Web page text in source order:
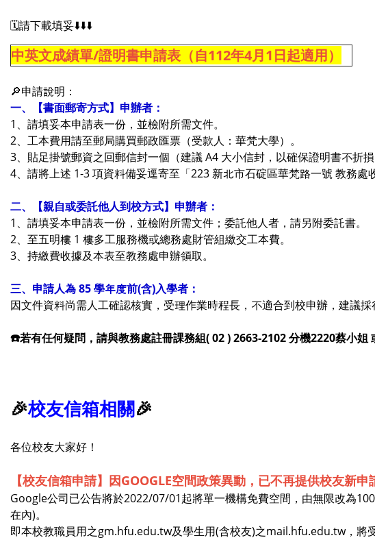
🗓️請下載填妥⬇️⬇️⬇️
中英文成績單/證明書申請表（自112年4月1日起適用）
🔎申請說明：
一、【書面郵寄方式】申辦者：
1、請填妥本申請表一份，並檢附所需文件。
2、工本費用請至郵局購買郵政匯票（受款人：華梵大學）。
3、貼足掛號郵資之回郵信封一個（建議 A4 大小信封，以確保證明書不折
4、請將上述 1-3 項資料備妥逕寄至「223 新北市石碇區華梵路一號 教務處收
二、【親自或委託他人到校方式】申辦者：
1、請填妥本申請表一份，並檢附所需文件；委託他人者，請另附委託書。
2、至五明樓 1 樓多工服務機或總務處財管組繳交工本費。
3、持繳費收據及本表至教務處申辦領取。
三、申請人為 85 學年度前(含)入學者 ：
因文件資料尚需人工確認核實，受理作業時程長，不適合到校申辦，建議採
☎️若有任何疑問，請與教務處註冊課務組( 02 ) 2663-2102 分機2220蔡小姐
🎉校友信箱相關🎉
各位校友大家好！
【校友信箱申請】 因GOOGLE空間政策異動，已不再提供校友新申
Google公司已公告將於2022/07/01起將單一機構免費空間，由無限改為
在內)。
即本校教職員用之gm.hfu.edu.tw及學生用(含校友)之mail.hfu.edu.tw，將